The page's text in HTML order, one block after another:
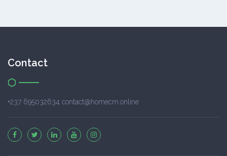
Contact
+237 695032634 contact@homecm.online